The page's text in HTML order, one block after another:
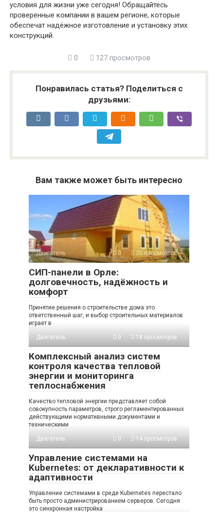
условия для жизни уже сегодня! Обращайтесь
проверенные компании в вашем регионе, которые
обеспечат надёжное изготовление и установку этих
конструкций.
0 127 просмотров
Понравилась статья? Поделиться с
друзьями:
Вам также может быть интересно
Двигатель 0 20 просмотров
СИП-панели в Орле:
долговечность, надёжность и
комфорт
Принятие решения о строительстве дома это
ответственный шаг, и выбор строительных материалов
играет в
Двигатель 0 18 просмотров
Комплексный анализ систем
контроля качества тепловой
энергии и мониторинга
теплоснабжения
Качество тепловой энергии представляет собой
совокупность параметров, строго регламентированных
действующими нормативными документами и
техническими
Двигатель 0 14 просмотров
Управление системами на
Kubernetes: от декларативности к
адаптивности
Управление системами в среде Kubernetes перестало
быть просто администрированием серверов. Сегодня
это синхронная настройка